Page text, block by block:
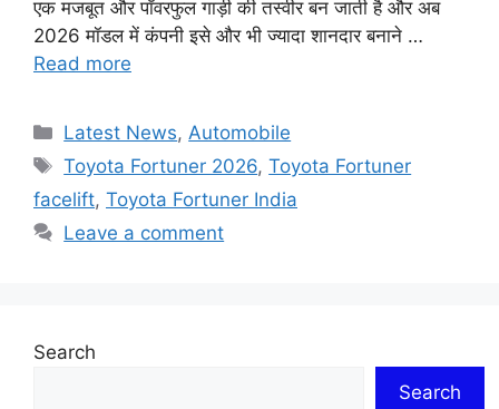
एक मजबूत और पॉवरफुल गाड़ी की तस्वीर बन जाती है और अब
2026 मॉडल में कंपनी इसे और भी ज्यादा शानदार बनाने …
Read more
Categories
Latest News,Automobile
Tags
Toyota Fortuner 2026,Toyota Fortuner
facelift, Toyota Fortuner India
Leave a comment
Search
Search